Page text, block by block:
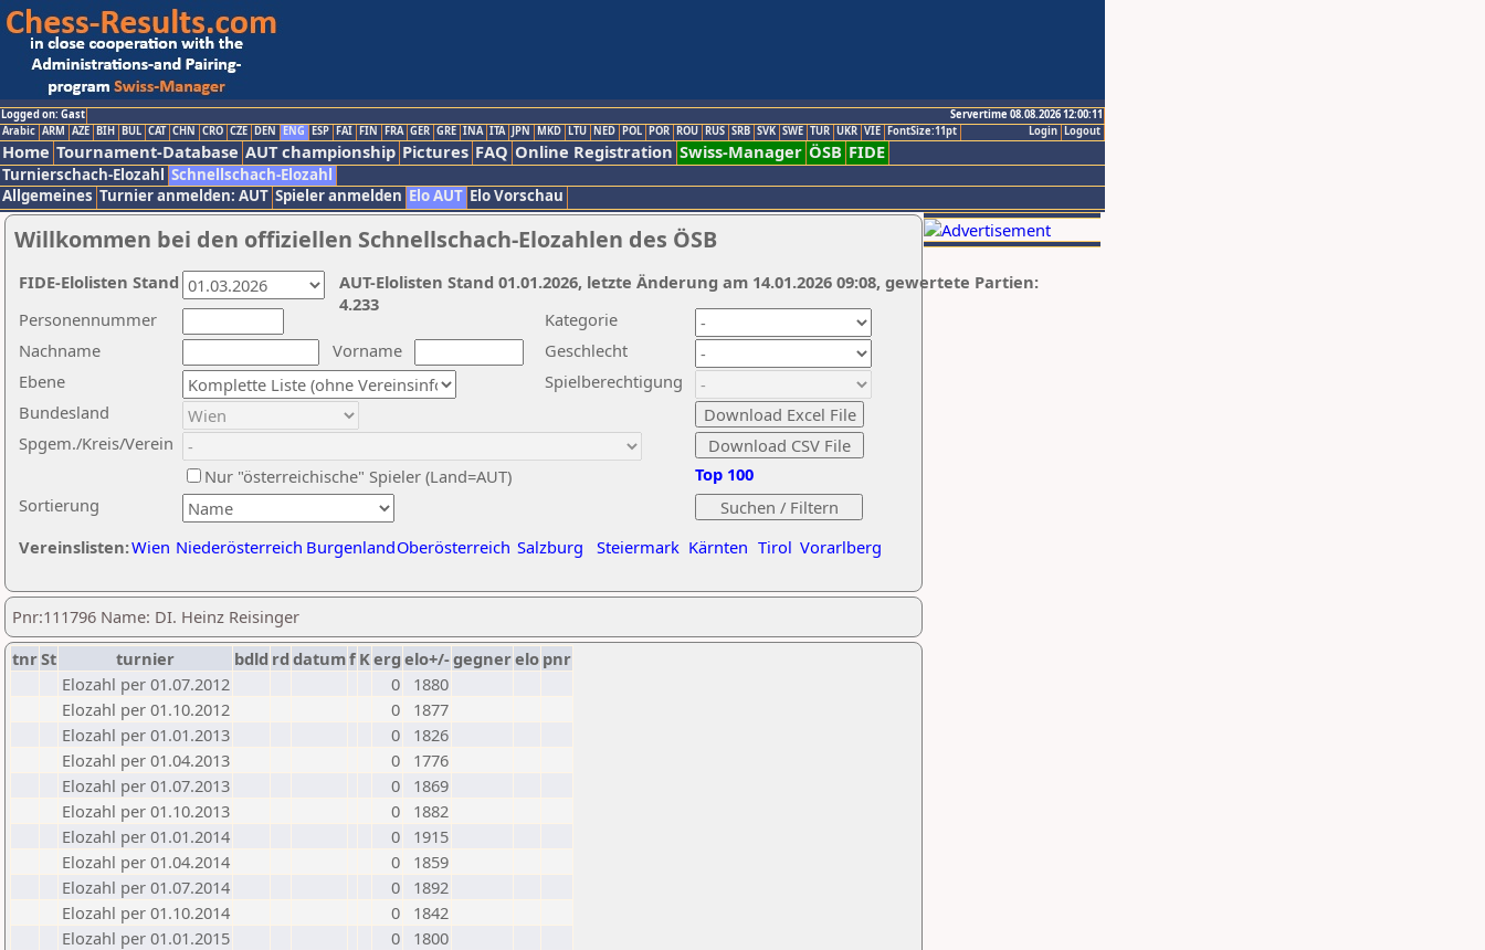
Logged on: Gast
Servertime 08.08.2026 12:00:11
Logout
Login
Arabic ARM AZE BIH BUL CAT CHN CRO CZE DEN ENG ESP FAI FIN FRA GER GRE INA ITA JPN MKD LTU NED POL POR ROU RUS SRB SVK SWE TUR UKR VIE FontSize:11pt
Home Tournament-Database AUT championship Pictures FAQ Online Registration Swiss-Manager ÖSB FIDE
Turnierschach-Elozahl Schnellschach-Elozahl
Allgemeines Turnier anmelden: AUT Spieler anmelden Elo AUT Elo Vorschau
Willkommen bei den offiziellen Schnellschach-Elozahlen des ÖSB
Nachname
Vorname
Ebene
Kategorie
Sortierung
Personennummer
Bundesland
Spgem./Kreis/Verein
Geschlecht
Nur "österreichische" Spieler (Land=AUT)
Spielberechtigung
Vereinslisten:Wien Niederösterreich BurgenlandOberösterreich Salzburg Steiermark Kärnten Tirol Vorarlberg
Top 100
AUT-Elolisten Stand 01.01.2026, letzte Änderung am 14.01.2026 09:08, gewertete Partien:
4.233
FIDE-Elolisten Stand
Pnr:111796 Name: DI. Heinz Reisinger
tnrSt turnier bdld rd datumf Kerg elo+/-gegnerelo pnr
Elozahl per 01.07.2012
0
1880
Elozahl per 01.10.2012
0
1877
Elozahl per 01.01.2013
0
1826
Elozahl per 01.04.2013
0
1776
Elozahl per 01.07.2013
0
1869
Elozahl per 01.10.2013
0
1882
Elozahl per 01.01.2014
0
1915
Elozahl per 01.04.2014
0
1859
Elozahl per 01.07.2014
0
1892
Elozahl per 01.10.2014
0
1842
Elozahl per 01.01.2015
0
1800